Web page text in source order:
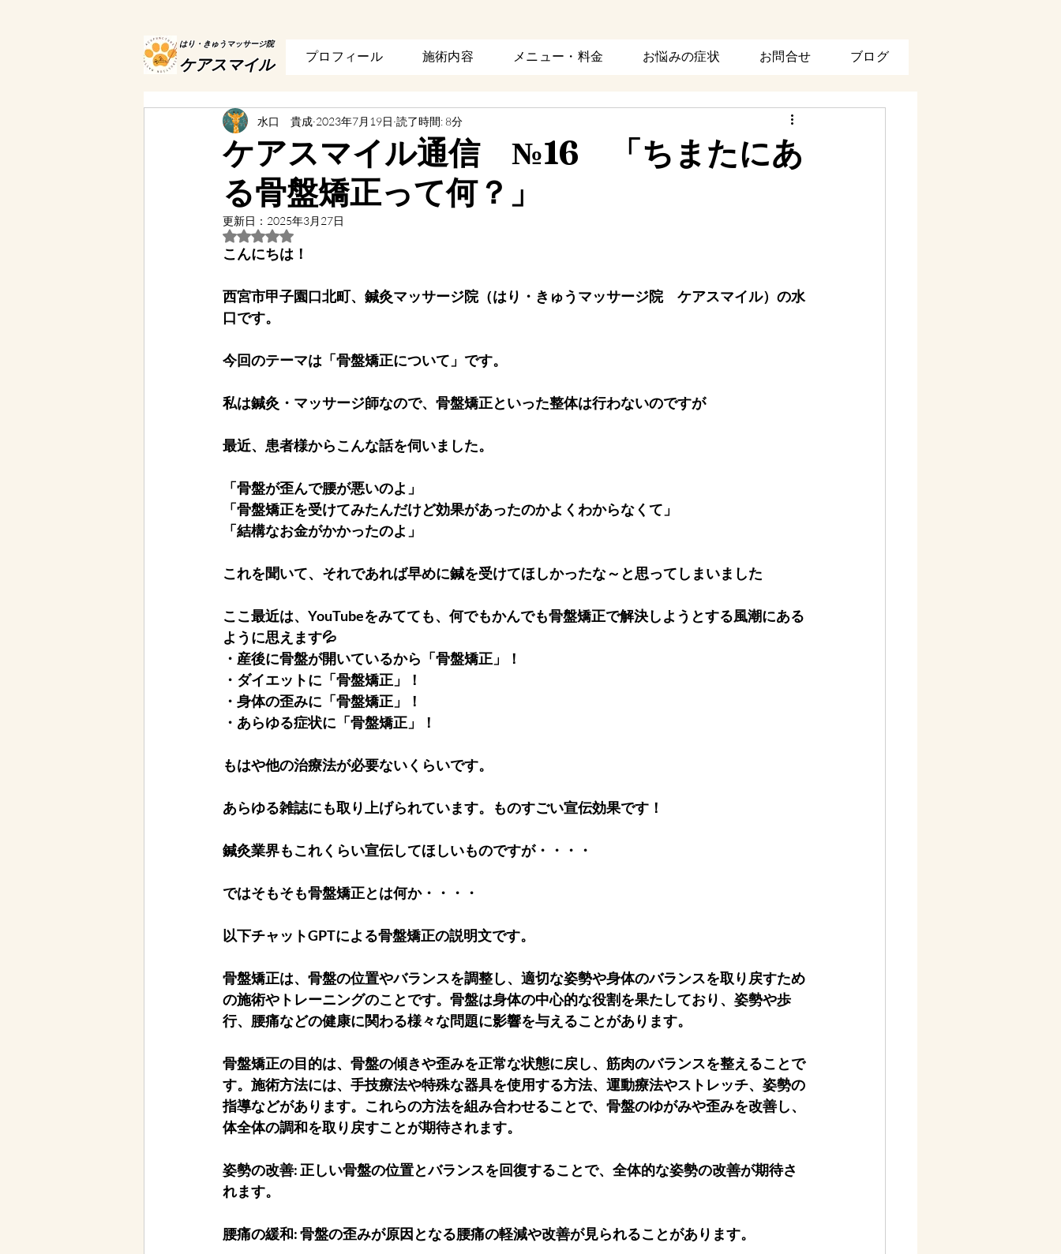
はり・きゅうマッサージ院
ケアスマイル プロフィール 施術内容 メニュー・料金 お悩みの症状 お問合せ ブログ
ケアスマイル通信 №16 「ちまたにあ
る骨盤矯正って何？」
水口 貴成 2023年7月19日 読了時間: 8分
更新日： 2025年3月27日
5つ星のうちNaNと評価されています。
こんにちは！
西宮市甲子園口北町、鍼灸マッサージ院（はり・きゅうマッサージ院　ケアスマイル）の水
口です。
今回のテーマは「骨盤矯正について」です。
私は鍼灸・マッサージ師なので、骨盤矯正といった整体は行わないのですが
最近、患者様からこんな話を伺いました。
「骨盤が歪んで腰が悪いのよ」
「骨盤矯正を受けてみたんだけど効果があったのかよくわからなくて」
「結構なお金がかかったのよ」
これを聞いて、それであれば早めに鍼を受けてほしかったな～と思ってしまいました
ここ最近は、YouTubeをみてても、何でもかんでも骨盤矯正で解決しようとする風潮にある
ように思えます💦
・産後に骨盤が開いているから「骨盤矯正」！
・ダイエットに「骨盤矯正」！
・身体の歪みに「骨盤矯正」！
・あらゆる症状に「骨盤矯正」！
もはや他の治療法が必要ないくらいです。
あらゆる雑誌にも取り上げられています。ものすごい宣伝効果です！
鍼灸業界もこれくらい宣伝してほしいものですが・・・・
ではそもそも骨盤矯正とは何か・・・・
以下チャットGPTによる骨盤矯正の説明文です。
骨盤矯正は、骨盤の位置やバランスを調整し、適切な姿勢や身体のバランスを取り戻すため
の施術やトレーニングのことです。骨盤は身体の中心的な役割を果たしており、姿勢や歩
行、腰痛などの健康に関わる様々な問題に影響を与えることがあります。
骨盤矯正の目的は、骨盤の傾きや歪みを正常な状態に戻し、筋肉のバランスを整えることで
す。施術方法には、手技療法や特殊な器具を使用する方法、運動療法やストレッチ、姿勢の
指導などがあります。これらの方法を組み合わせることで、骨盤のゆがみや歪みを改善し、
体全体の調和を取り戻すことが期待されます。
姿勢の改善: 正しい骨盤の位置とバランスを回復することで、全体的な姿勢の改善が期待さ
れます。
腰痛の緩和: 骨盤の歪みが原因となる腰痛の軽減や改善が見られることがあります。